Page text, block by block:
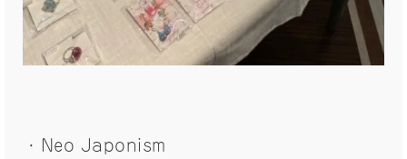
・Neo Japonism